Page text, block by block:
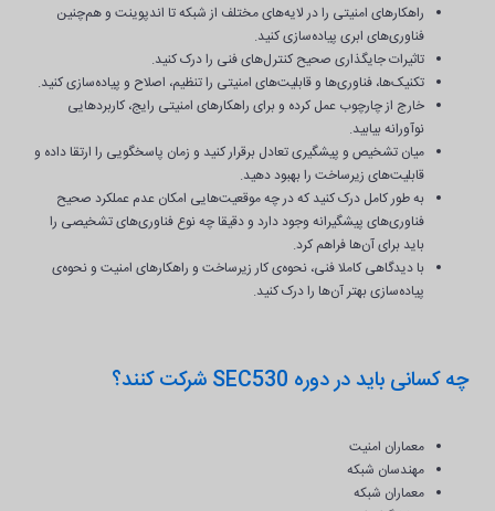
راهکارهای امنیتی را در لایه‌های مختلف از شبکه تا اندپوینت و هم‌چنین
فناوری‌های ابری پیاده‌سازی کنید.
تاثیرات جایگذاری صحیح کنترل‌های فنی را درک کنید.
تکنیک‌ها، فناوری‌ها و قابلیت‌های امنیتی را تنظیم، اصلاح و پیاده‌سازی کنید.
خارج از چارچوب عمل کرده و برای راهکارهای امنیتی رایج، کاربردهایی
نوآورانه بیابید.
میان تشخیص و پیشگیری تعادل برقرار کنید و زمان پاسخگویی را ارتقا داده و
قابلیت‌های زیرساخت را بهبود دهید.
به طور کامل درک کنید که در چه موقعیت‌هایی امکان عدم عملکرد صحیح
فناوری‌های پیشگیرانه وجود دارد و دقیقا چه نوع فناوری‌های تشخیصی را
باید برای آن‌ها فراهم کرد.
با دیدگاهی کاملا فنی، نحوه‌ی کار زیرساخت و راهکارهای امنیت و نحوه‌ی
پیاده‌سازی بهتر آن‌ها را درک کنید.
چه کسانی باید در دوره SEC530 شرکت کنند؟
معماران امنیت
مهندسان شبکه
معماران شبکه